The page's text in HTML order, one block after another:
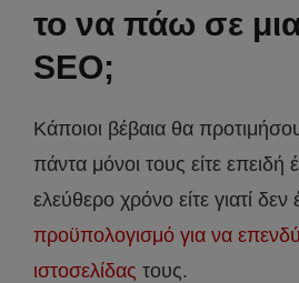
το να πάω σε μια
SEO;
Κάποιοι βέβαια θα
πάντα μόνοι τους είτε
ελεύθερο χρόνο είτε γιατί δεν
προϋπολογισμό για να
ιστοσελίδας τους.